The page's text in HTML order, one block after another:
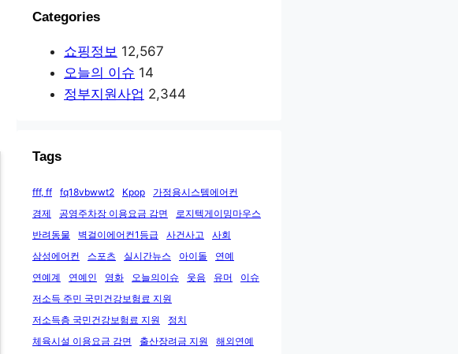
Categories
쇼핑정보 12,567
오늘의 이슈 14
정부지원사업 2,344
Tags
fff, ff fq18vbwwt2 Kpop
가정용시스템에어컨
경제
공영주차장 이용요금 감면
로지텍게이밍마우스
반려동물
벽걸이에어컨1등급 사건사고
사회
삼성에어컨
스포츠 실시간뉴스 아이돌
연예
연예계
연예인 영화 오늘의이슈 웃음 유머
이슈
저소득 주민 국민건강보험료 지원
저소득층 국민건강보험료 지원
정치
체육시설 이용요금 감면
출산장려금 지원
해외연예